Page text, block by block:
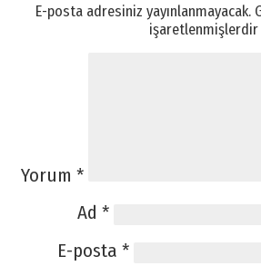
E-posta adresiniz yayınlanmayacak.
işaretlenmişlerdir
Yorum *
Ad *
E-posta *